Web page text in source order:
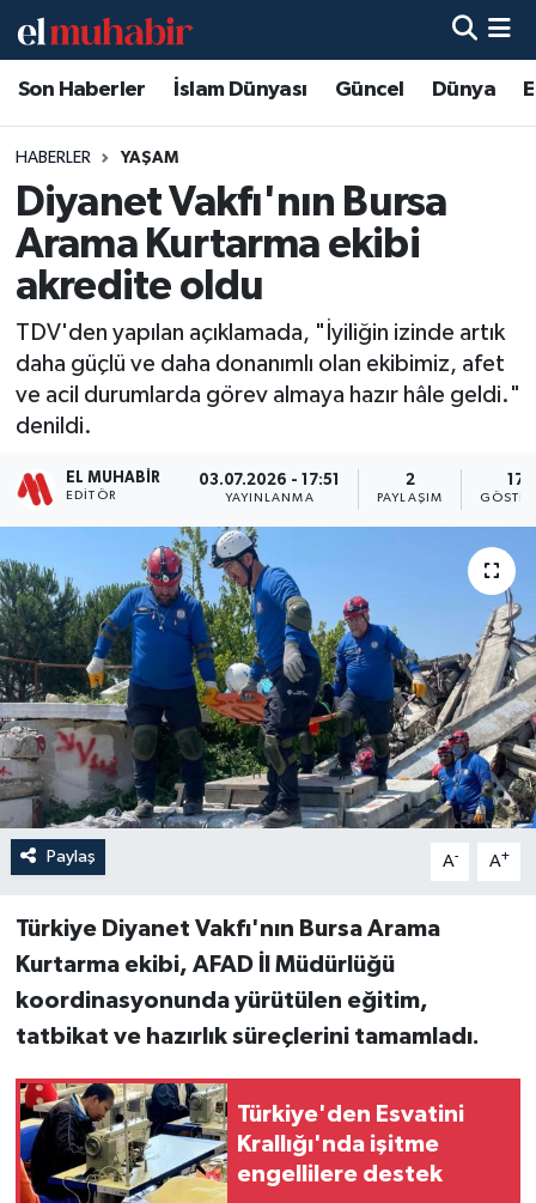
Son Haberler İslam Dünyası Güncel Dünya
HABERLER YAŞAM
Diyanet Vakfı'nın Bursa
Arama Kurtarma ekibi
akredite oldu
TDV'den yapılan açıklamada, "İyiliğin izinde artık
daha güçlü ve daha donanımlı olan ekibimiz, afet
ve acil durumlarda görev almaya hazır hâle geldi."
denildi.
EL MUHABIR
EDITÖR
03.07.2026 - 17:51
YAYINLANMA
2
PAYLAŞIM
17
Paylaş A- A+
Türkiye Diyanet Vakfı'nın Bursa Arama
Kurtarma ekibi, AFAD İl Müdürlüğü
koordinasyonunda yürütülen eğitim,
tatbikat ve hazırlık süreçlerini tamamladı.
Türkiye'den Esvatini
Krallığı'nda işitme
engellilere destek
Hava Durumu
Trafik Durumu
Süper Lig Puan Durumu ve Fikstür
Tüm Manşetler
Son Dakika Haberleri
Haber Arşivi